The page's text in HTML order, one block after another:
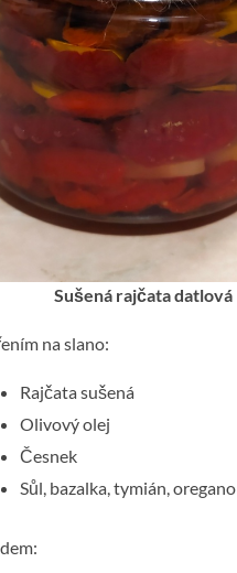
Sušená rajčata datlová
na slano:
Rajčata sušená
Olivový olej
Česnek
Sůl, bazalka, tymián, oregano